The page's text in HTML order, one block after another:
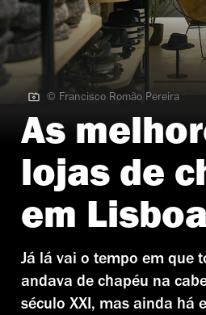
© Francisco Romão Pereira
© Francisco Romão Pereira
As
lojas de
em Lisboa
Já lá vai o tempo em que
andava de chapéu na
século XXI, mas ainda há